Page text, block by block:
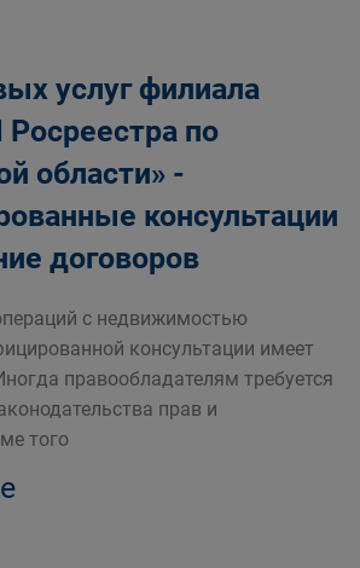
услуг филиала
по
области» -
консультации
договоров
с недвижимостью
консультации имеет
правообладателям требуется
прав и
того